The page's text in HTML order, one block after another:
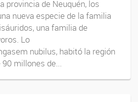
provincia de Neuquén, los
nueva especie de la familia
una familia de
Lo
nubilus, habitó la región
millones de...